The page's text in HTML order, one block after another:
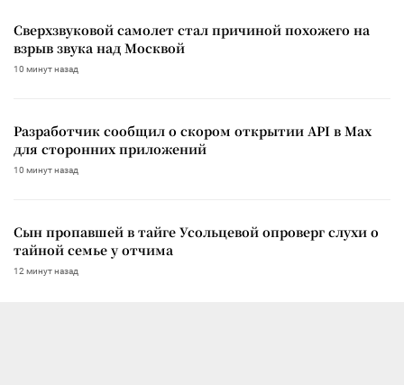
Сверхзвуковой самолет стал причиной похожего на
взрыв звука над Москвой
10 минут назад
Разработчик сообщил о скором открытии API в Max
для сторонних приложений
10 минут назад
Сын пропавшей в тайге Усольцевой опроверг слухи о
тайной семье у отчима
12 минут назад